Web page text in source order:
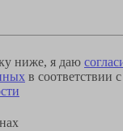
ниже, я даю
в соответствии с